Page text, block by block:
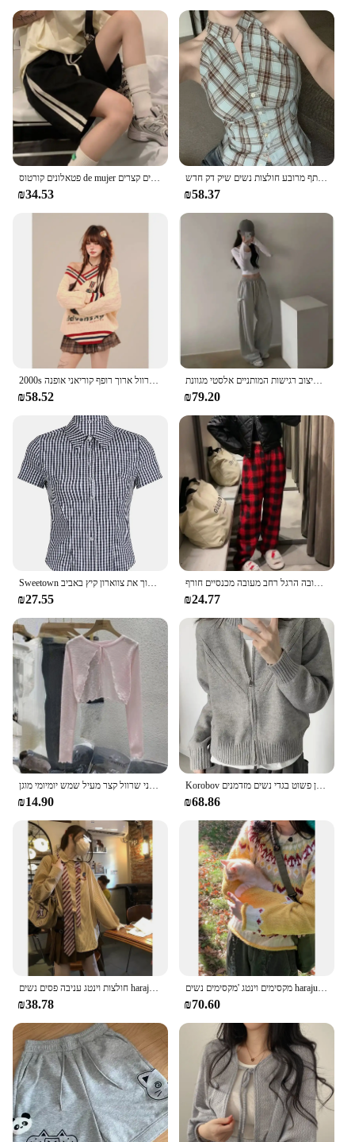
פטאלונים קורטוס de mujer הקיץ מכנסיים קצרים bf עבור נשים אופנה מזדמנים Y2k רחב מכנסיים רגליים רחב pantalones קורטוס דה mujer
₪34.53
הקיץ הבציר רזה ללא שרוולים שרוולים הצוואר העליון נשים עיצוב רזה מזדמנים את הכתף מרובע חולצות נשים שיק דק חדש
₪58.37
2000s אמריקאי וינטג סרוגים סוודר נשים פסים מזדמנים שרוול ארוך פסים שרוול ארוך רופף קוריאני אופנה pullover y2k מסיבה רטרו בגדים
₪58.52
נישה קוריאנית עיצוב רגישות המותניים אלסטי מגוונת meling meling מכנסיים מזדמנים רוחב רוחב פס אורך אורך המותניים באמצע המותניים
₪79.20
Sweetown אמריקאי רטרו מזדמן שרוול קצר חולצות משובצת לנשים כפתור למעלה להפוך את צווארון קיץ באביב
₪27.55
מרופד מעובה הרגל רחב מעובה מכנסיים חורף lambswoolpaid נשים גבוה מותניים מזדמנים ישרים
₪24.77
קיץ נשים דק קרדיגן תחרה נשים דק קרדיגן תחרה נשים בסגנון קוריאני שרוול קצר מעיל שמש יומיומי מוגן
₪14.90
Korobov יפנית וינטג 'רך עצלן רוכסן סוודף נשים יתר קרדיגן סתיו יבול עליון פשוט בגדי נשים מזדמנים
₪68.86
₪38.78 ₪70.60